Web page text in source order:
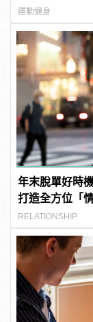
運動健身
年末脫單好時
打造全方位「
RELATIONSHIP